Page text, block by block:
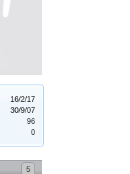
16/2/17
30/9/07
96
0
5